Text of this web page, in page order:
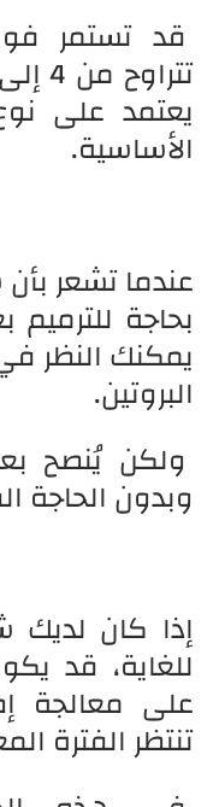
قد تستمر
يعتمد على
الأساسية.
عندما تشعر
بحاجة للترميم
يمكنك النظر
البروتين.
ولكن يُنصح
وبدون الحاجة
إذا كان لديك
للغاية، قد
على معالجة
تنتظر الفترة